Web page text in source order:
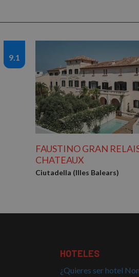
9.1
FAUSTINO GRAN
CHATEAUX
Ciutadella (Illes Balears)
HOTELES
¿Quieres ser hotel